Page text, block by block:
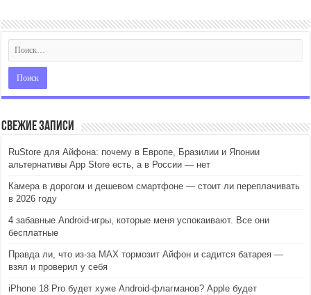
Свежие записи
RuStore для Айфона: почему в Европе, Бразилии и Японии
альтернативы App Store есть, а в России — нет
Камера в дорогом и дешевом смартфоне — стоит ли переплачивать
в 2026 году
4 забавные Android-игры, которые меня успокаивают. Все они
бесплатные
Правда ли, что из-за MAX тормозит Айфон и садится батарея —
взял и проверил у себя
iPhone 18 Pro будет хуже Android-флагманов? Apple будет